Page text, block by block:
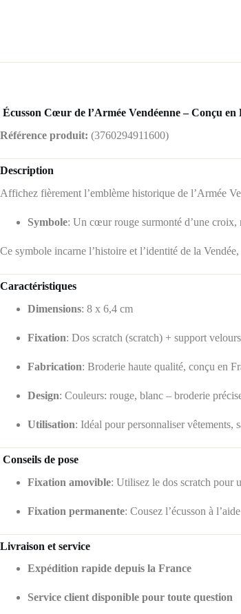
Écusson Cœur de l’Armée Vendéenne – Conçu
Référence produit: (3760294911600)
Description
Affichez fièrement l’emblème historique de l’Armée
Symbole: Un cœur rouge surmonté d’une croix,
Ce symbole incarne l’histoire et l’identité de la
Caractéristiques
Dimensions: 8 x 6,4 cm
Fixation: Dos scratch (scratch) + support
Fabrication: Broderie haute qualité, conçu en
Design: Couleurs: rouge, blanc – broderie
Utilisation: Idéal pour personnaliser vêtements,
Conseils de pose
Fixation amovible: Utilisez le dos scratch pour
Fixation permanente: Cousez l’écusson à
Livraison et service
Expédition rapide depuis la France
Service client disponible pour toute question